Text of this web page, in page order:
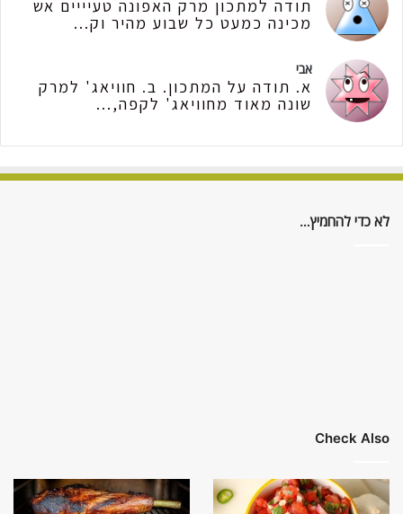
תודה למתכון מרק האפונה טעיייים אש
מכינה כמעט כל שבוע מהיר וק...
אבי
א. תודה על המתכון. ב. חוויאג' למרק
שונה מאוד מחוויאג' לקפה,...
לא כדי להחמיץ…
Check Also